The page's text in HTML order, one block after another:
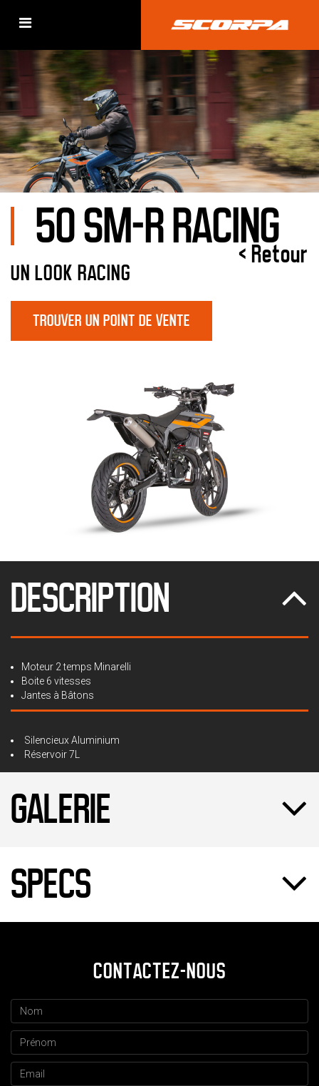
50 SM-R RACING
< Retour
UN LOOK RACING
TROUVER UN POINT DE VENTE
DESCRIPTION
Moteur 2 temps Minarelli
Boite 6 vitesses
Jantes à Bâtons
Silencieux Aluminium
Réservoir 7L
GALERIE
SPECS
CONTACTEZ-NOUS